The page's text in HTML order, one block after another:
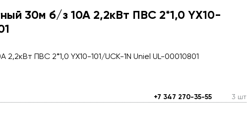
30м б/з 10А 2,2кВт ПВС 2*1,0 YX10-
ПВС 2*1,0 YX10-101/UCK-1N Uniel UL-00010801
+7 347 270-35-55 3 шт